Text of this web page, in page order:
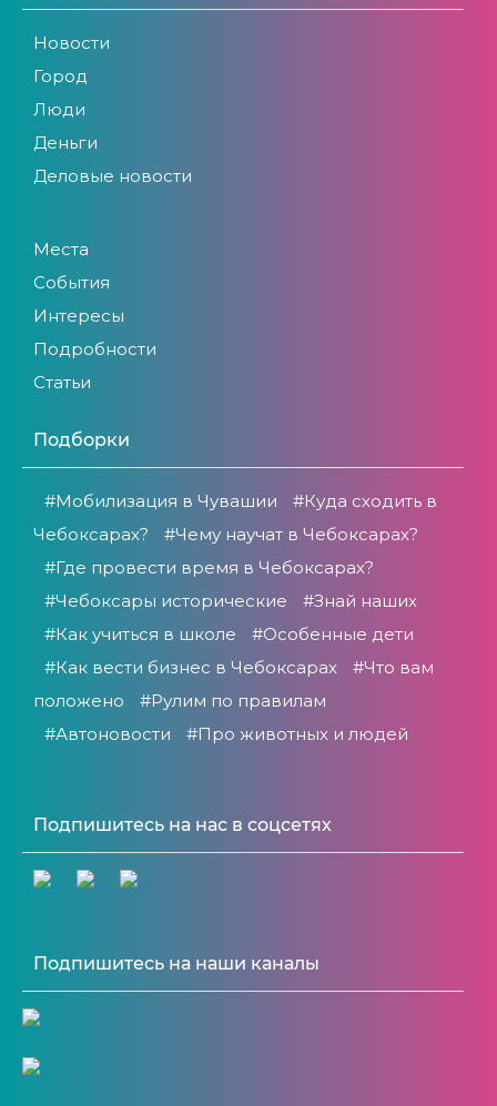
Новости
Город
Люди
Деньги
Деловые новости
Места
События
Интересы
Подробности
Статьи
Подборки
#Мобилизация в Чувашии
#Куда сходить в
Чебоксарах?
#Чему научат в Чебоксарах?
#Где провести время в Чебоксарах?
#Чебоксары исторические
#Знай наших
#Как учиться в школе
#Особенные дети
#Как вести бизнес в Чебоксарах
#Что вам
положено
#Рулим по правилам
#Автоновости
#Про животных и людей
Подпишитесь на нас в соцсетях
Подпишитесь на наши каналы